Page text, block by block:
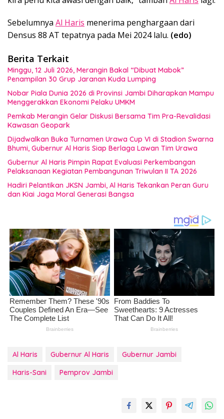
Sebelumnya Al Haris menerima penghargaan dari
Densus 88 AT tepatnya pada Mei 2024 lalu. (edo)
Berita Terkait
Minggu, 12 Juli 2026, Merangin Bakal “Dibuat Mabok”
Penampilan 30 Grup Jaranan Kuda Lumping
Nobar Piala Dunia 2026 di Provinsi Jambi Diharapkan Mampu
Menggerakkan Ekonomi Pelaku UMKM
Pemkab Merangin Gelar Diskusi Bersama Tim Pra-Revalidasi
Kawasan Geopark
Dijadwalkan Buka Turnamen Urawa Cup VI di Stadion Swarna
Bhumi, Gubernur Al Haris Siap Berlaga Lawan Tim Urawa
Gubernur Al Haris Pimpin Rapat Evaluasi Perkembangan
Pelaksanaan Kegiatan Pembangunan Triwulan II TA 2026
Hadiri Pelantikan JKSN Jambi, Al Haris Tekankan Peran Guru
dan Kiai Jaga Moral Generasi Bangsa
Al Haris Gubernur Al Haris
Gubernur Jambi
Haris-Sani
Pemprov Jambi